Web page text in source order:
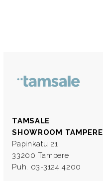
TAMSALE
SHOWROOM TAMPERE
Papinkatu 21
33200 Tampere
Puh. 03-3124 4200